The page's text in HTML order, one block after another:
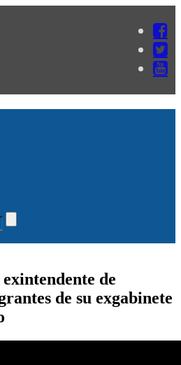
de
de su exgabinete